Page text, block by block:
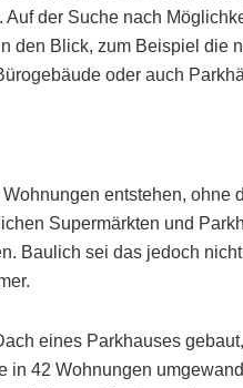
der Suche nach
den Blick, zum Beispiel die
oder auch
entstehen, ohne
Supermärkten und
Baulich sei das jedoch
eines Parkhauses
in 42 Wohnungen